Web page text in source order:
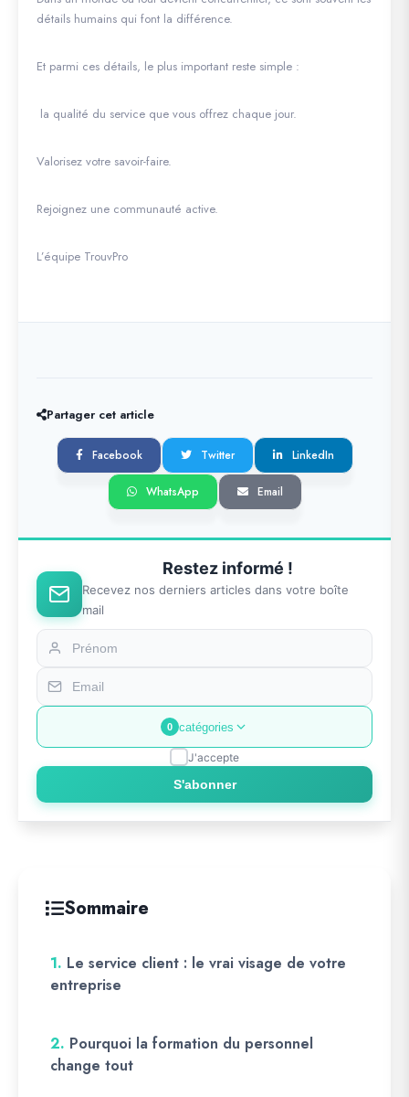
détails humains qui font la différence.
Et parmi ces détails, le plus important reste simple :
la qualité du service que vous offrez chaque jour.
Valorisez votre savoir-faire.
Rejoignez une communauté active.
L’équipe TrouvPro
Partager cet article
Facebook Twitter LinkedIn
WhatsApp Email
Restez informé !
Recevez nos derniers articles dans votre boîte
mail
0 catégories
J'accepte
S'abonner
Sommaire
1. Le service client : le vrai visage de votre
entreprise
2. Pourquoi la formation du personnel
change tout